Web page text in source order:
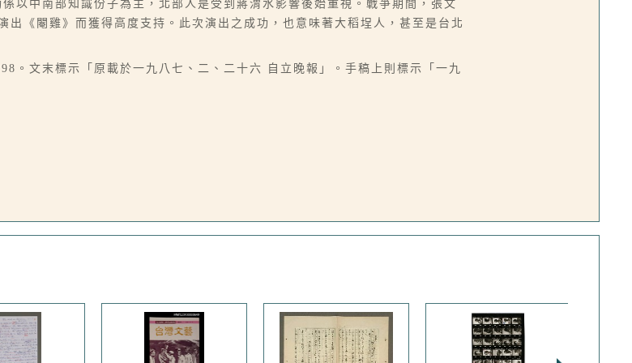
以中南部知識份子為主，北部人是受到蔣渭水影響後始重視。戰爭期間，張文
《閹雞》而獲得高度支持。此次演出之成功，也意味著大稻埕人，甚至是台北
。文末標示「原載於一九八七、二、二十六 自立晚報」。手稿上則標示「一九